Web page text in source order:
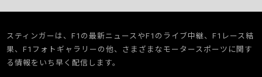
スティンガーは、F1の最新ニュースやF1のライブ中継、F1レース結
果、F1フォトギャラリーの他、さまざまなモータースポーツに関す
る情報をいち早く配信します。